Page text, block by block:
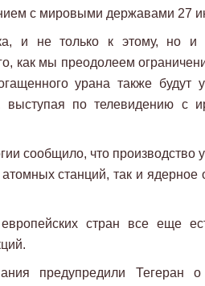
с мировыми державами 27
и не только к этому, но и
как мы преодолеем
урана также будут
выступая по телевидению с
сообщило, что производство
станций, так и ядерное
стран все еще
предупредили Тегеран о